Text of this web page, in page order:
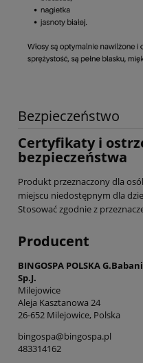
Bezpieczeństwo
Certyfikaty i
bezpieczeństwa
Produkt przeznaczony dla
miejscu niedostępnym dla
Stosować zgodnie z
Producent
BINGOSPA POLSKA
Sp.J.
Milejowice
Aleja Kasztanowa 24
26-652 Milejowice, Polska
bingospa@bingospa.pl
483314162